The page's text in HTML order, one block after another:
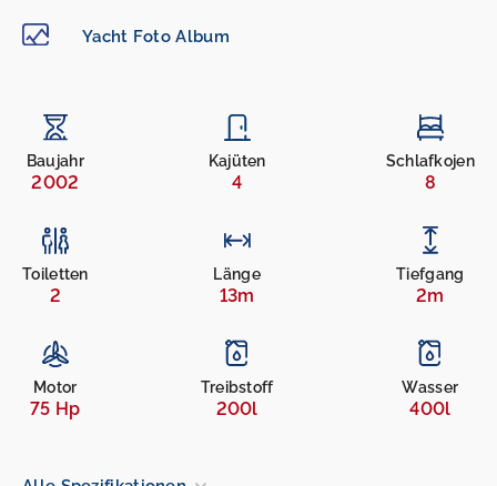
Yacht Foto Album
Baujahr
2002
Kajüten
4
Schlafkojen
8
Toiletten
2
Länge
13m
Tiefgang
2m
Motor
75 Hp
Treibstoff
200l
Wasser
400l